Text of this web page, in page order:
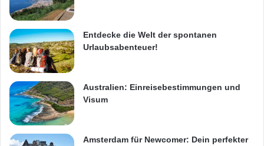
Entdecke die Welt der spontanen
Urlaubsabenteuer!
Australien: Einreisebestimmungen und
Visum
Amsterdam für Newcomer: Dein perfekter